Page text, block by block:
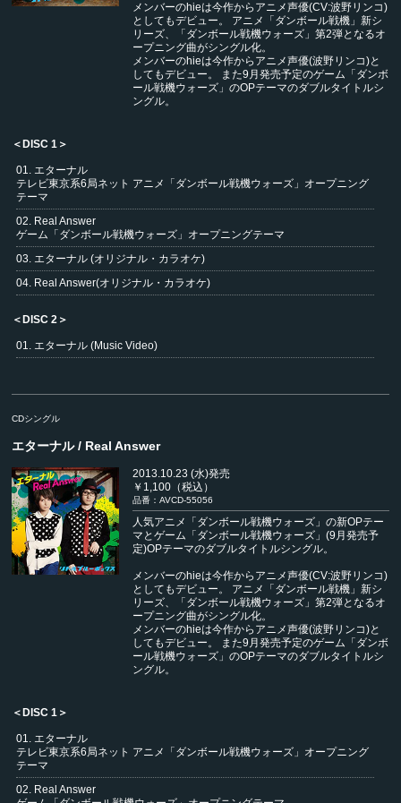
メンバーのhieは今作からアニメ声優(CV:波野リンコ)
としてもデビュー。 アニメ「ダンボール戦機」新シ
リーズ、「ダンボール戦機ウォーズ」第2弾となるオ
ープニング曲がシングル化。
メンバーのhieは今作からアニメ声優(波野リンコ)と
してもデビュー。 また9月発売予定のゲーム「ダンボ
ール戦機ウォーズ」のOPテーマのダブルタイトルシ
ングル。
＜DISC 1＞
01. エターナル
テレビ東京系6局ネット アニメ「ダンボール戦機ウォーズ」オープニング
テーマ
02. Real Answer
ゲーム「ダンボール戦機ウォーズ」オープニングテーマ
03. エターナル (オリジナル・カラオケ)
04. Real Answer(オリジナル・カラオケ)
＜DISC 2＞
01. エターナル (Music Video)
CDシングル
エターナル / Real Answer
2013.10.23 (水)発売
￥1,100（税込）
品番：AVCD-55056
人気アニメ「ダンボール戦機ウォーズ」の新OPテー
マとゲーム「ダンボール戦機ウォーズ」(9月発売予
定)OPテーマのダブルタイトルシングル。
メンバーのhieは今作からアニメ声優(CV:波野リンコ)
としてもデビュー。 アニメ「ダンボール戦機」新シ
リーズ、「ダンボール戦機ウォーズ」第2弾となるオ
ープニング曲がシングル化。
メンバーのhieは今作からアニメ声優(波野リンコ)と
してもデビュー。 また9月発売予定のゲーム「ダンボ
ール戦機ウォーズ」のOPテーマのダブルタイトルシ
ングル。
＜DISC 1＞
01. エターナル
テレビ東京系6局ネット アニメ「ダンボール戦機ウォーズ」オープニング
テーマ
02. Real Answer